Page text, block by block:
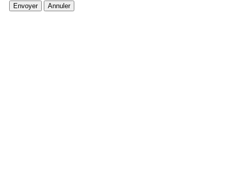
Envoyer Annuler